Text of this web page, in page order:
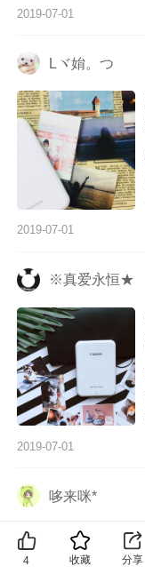
2019-07-01
Lヾ姢。つ
2019-07-01
※真爱永恒★
2019-07-01
哆来咪*
4 收藏 分享